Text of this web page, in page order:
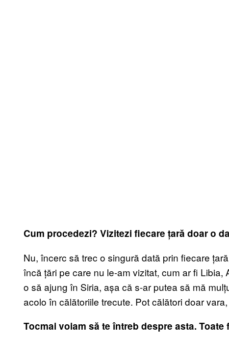
Cum procedezi? Vizitezi fiecare țară doar o
Nu, încerc să trec o singură dată prin fiecare
încă țări pe care nu le-am vizitat, cum ar fi
o să ajung în Siria, așa că s-ar putea să mă
acolo în călătoriile trecute. Pot călători doar
Tocmai voiam să te întreb despre asta.